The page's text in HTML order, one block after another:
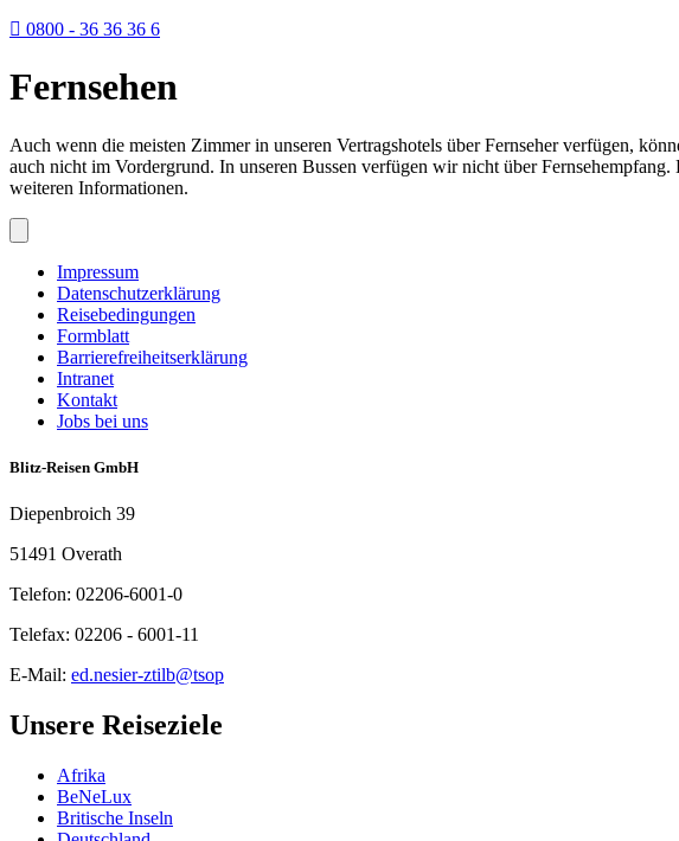
0800 - 36 36 36 6
Fernsehen
Auch wenn die meisten Zimmer in unseren Vertragshotels über Fernseher verfügen,
auch nicht im Vordergrund. In unseren Bussen verfügen wir nicht über
weiteren Informationen.
Impressum
Datenschutzerklärung
Reisebedingungen
Formblatt
Barrierefreiheitserklärung
Intranet
Kontakt
Jobs bei uns
Blitz-Reisen GmbH
Diepenbroich 39
51491 Overath
Telefon: 02206-6001-0
Telefax: 02206 - 6001-11
E-Mail: ed.nesier-ztilb@tsop
Unsere Reiseziele
Afrika
BeNeLux
Britische Inseln